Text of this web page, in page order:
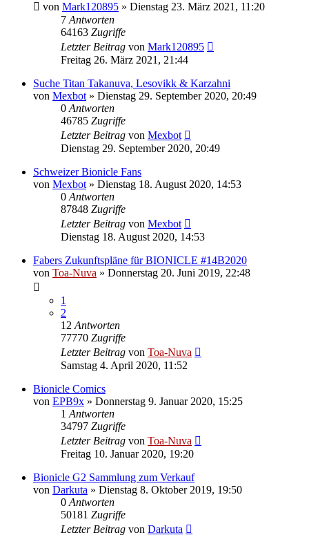
von Mark120895 » Dienstag 23. März 2021, 11:20
7 Antworten
64163 Zugriffe
Letzter Beitrag von Mark120895
Freitag 26. März 2021, 21:44
Suche Titan Takanuva, Lesovikk & Karzahni
von Mexbot » Dienstag 29. September 2020, 20:49
0 Antworten
46785 Zugriffe
Letzter Beitrag von Mexbot
Dienstag 29. September 2020, 20:49
Schweizer Bionicle Fans
von Mexbot » Dienstag 18. August 2020, 14:53
0 Antworten
87848 Zugriffe
Letzter Beitrag von Mexbot
Dienstag 18. August 2020, 14:53
Fabers Zukunftspläne für BIONICLE #14B2020
von Toa-Nuva » Donnerstag 20. Juni 2019, 22:48
1
2
12 Antworten
77770 Zugriffe
Letzter Beitrag von Toa-Nuva
Samstag 4. April 2020, 11:52
Bionicle Comics
von EPB9x » Donnerstag 9. Januar 2020, 15:25
1 Antworten
34797 Zugriffe
Letzter Beitrag von Toa-Nuva
Freitag 10. Januar 2020, 19:20
Bionicle G2 Sammlung zum Verkauf
von Darkuta » Dienstag 8. Oktober 2019, 19:50
0 Antworten
50181 Zugriffe
Letzter Beitrag von Darkuta